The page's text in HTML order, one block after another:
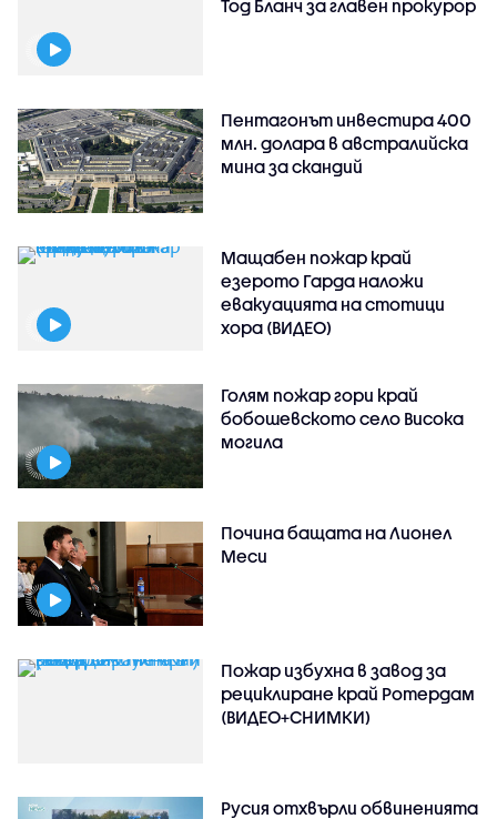
Тод Бланч за главен прокурор
Пентагонът инвестира 400
млн. долара в австралийска
мина за скандий
Мащабен пожар край
езерото Гарда наложи
евакуацията на стотици
хора (ВИДЕО)
Голям пожар гори край
бобошевското село Висока
могила
Почина бащата на Лионел
Меси
Пожар избухна в завод за
рециклиране край Ротердам
(ВИДЕО+СНИМКИ)
Русия отхвърли обвиненията